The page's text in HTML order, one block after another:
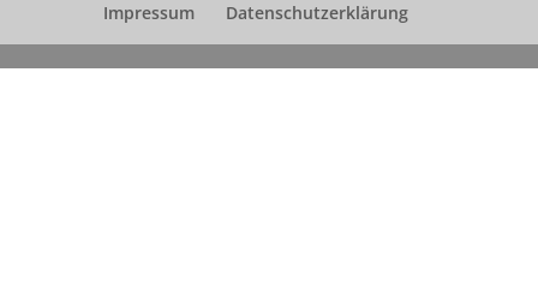
Impressum Datenschutzerklärung